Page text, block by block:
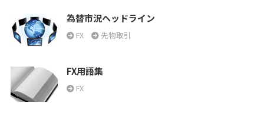
為替市況ヘッドライン
FX 先物取引
FX用語集
FX